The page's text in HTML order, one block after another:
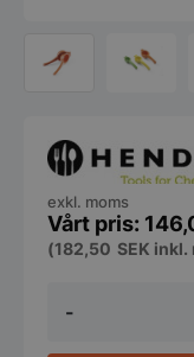
-
orange
exkl. moms
(182,50 SEK inkl.